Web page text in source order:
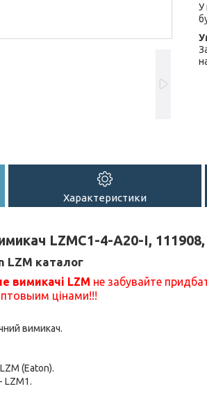
У
Характеристики
LZMC1-4-A20-I,
LZM каталог
вимикачі LZM не забувайте
цінами!!!
вимикач.
(Eaton).
LZM1.